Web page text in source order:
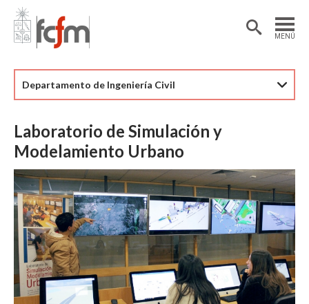
MENÚ
Estudiantes
Académicas/os
Departamento de Ingeniería Civil
Laboratorio de Simulación y
Modelamiento Urbano